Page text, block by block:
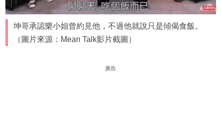
坤哥承認樂小姐曾約見他，不過他就說只是傾偈食飯。
（圖片來源：Mean Talk影片截圖）
廣告